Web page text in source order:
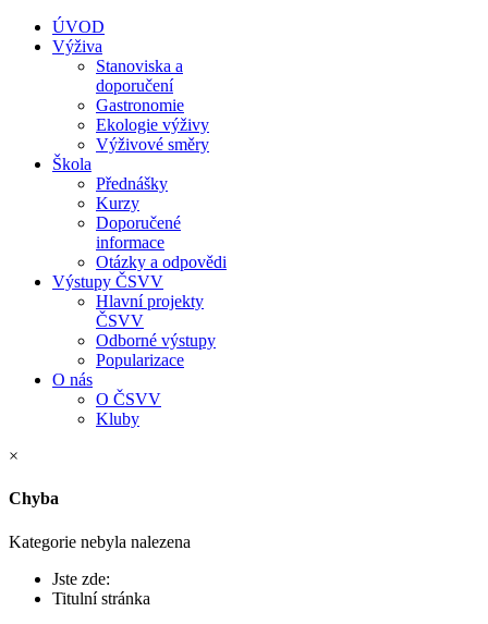
ÚVOD
Výživa
Stanoviska a
doporučení
Gastronomie
Ekologie výživy
Výživové směry
Škola
Přednášky
Kurzy
Doporučené
informace
Otázky a odpovědi
Výstupy ČSVV
Hlavní projekty
ČSVV
Odborné výstupy
Popularizace
O nás
O ČSVV
Kluby
×
Chyba
Kategorie nebyla nalezena
Jste zde:
Titulní stránka